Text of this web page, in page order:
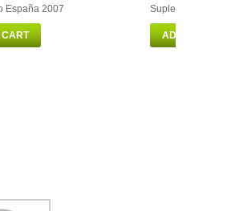
España 2007
CART
Suplemento
ADD TO CART